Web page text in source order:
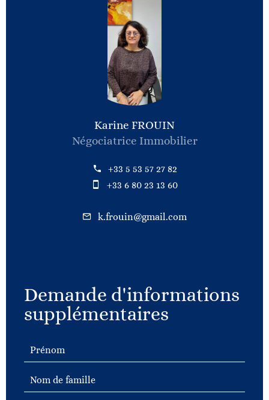
Karine FROUIN
Négociatrice Immobilier
+33 5 53 57 27 82
+33 6 80 23 13 60
k.frouin@gmail.com
Demande d'informations
supplémentaires